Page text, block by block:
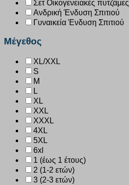
Σετ Οικογενειακές πυτζάμες
Ανδρική Ένδυση Σπιτιού
Γυναικεία Ένδυση Σπιτιού
Μέγεθος
XL/XXL
S
M
L
XL
XXL
XXXL
4XL
5XL
6xl
1 (έως 1 έτους)
2 (1-2 ετών)
3 (2-3 ετών)